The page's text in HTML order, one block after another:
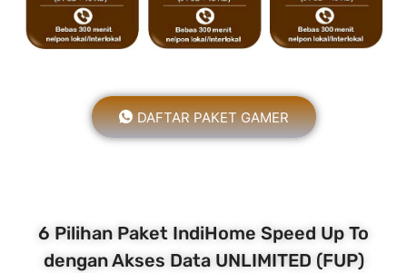
DAFTAR PAKET GAMER
6 Pilihan Paket IndiHome Speed Up To
dengan Akses Data UNLIMITED (FUP)